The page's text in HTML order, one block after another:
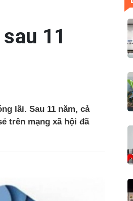
11
lãi. Sau 11 năm, cả
trên mạng xã hội đã